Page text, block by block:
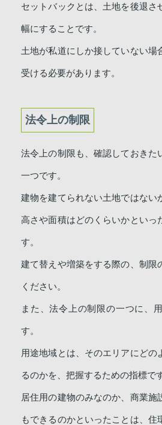
セットバックとは、土地を後退さ
幅にすることです。
土地が私道にしか接していない場
受ける必要があります。
法令上の制限
法令上の制限も、確認しておきた
一つです。
建物を建てられない土地ではない
高さや面積はどのくらいかといっ
す。
建て替えや増築をする際の、制限
ください。
また、法令上の制限の一つに、
す。
用途地域とは、そのエリアにどの
るのかを、把握するための指標です
居住用の建物のみなのか、商業施
もできるのかといったことは、住